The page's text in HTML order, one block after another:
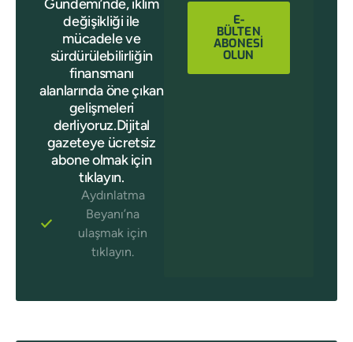
Gündemi’nde, iklim
değişikliği ile
mücadele ve
sürdürülebilirliğin
finansmanı
alanlarında öne çıkan
gelişmeleri
derliyoruz.Dijital
gazeteye ücretsiz
abone olmak için
tıklayın.
Aydınlatma
Beyanı’na
ulaşmak için
tıklayın.
E-
BÜLTEN
ABONESİ
OLUN